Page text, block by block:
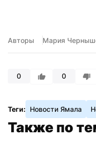
Авторы Мария
0 0
Теги: Новости Ямала
Также по